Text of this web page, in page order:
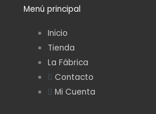
r
a
m
o
k
Menú principal
Inicio
Tienda
La Fábrica
Contacto
Mi Cuenta